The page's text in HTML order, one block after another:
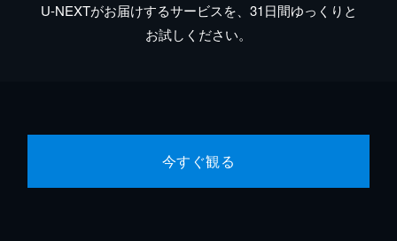
U-NEXTがお届けするサービスを、31日間ゆっくりと
お試しください。
今すぐ観る